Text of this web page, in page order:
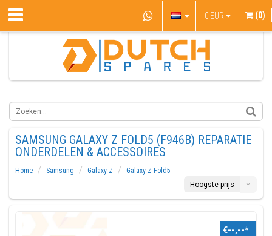
€ EUR (0)
SAMSUNG GALAXY Z FOLD5 (F946B) REPARATIE
ONDERDELEN & ACCESSOIRES
Home Samsung Galaxy Z
Galaxy Z Fold5
Hoogste prijs
€--,--*